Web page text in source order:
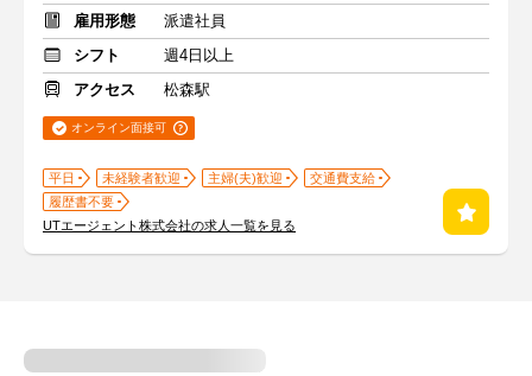
雇用形態
派遣社員
シフト
週4日以上
アクセス
松森駅
オンライン面接可
平日 未経験者歓迎 主婦(夫)歓迎
交通費支給
履歴書不要
UTエージェント株式会社の求人一覧を見る